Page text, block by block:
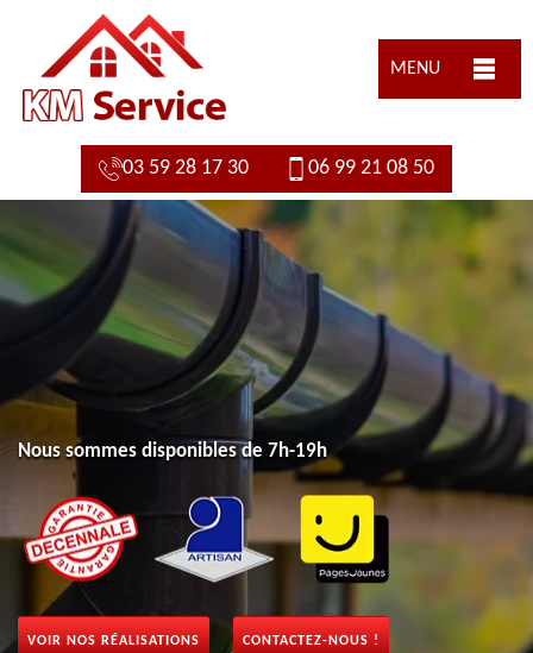
MENU
03 59 28 17 30 06 99 21 08 50
Nous sommes disponibles de 7h-19h
VOIR NOS RÉALISATIONS CONTACTEZ-NOUS !